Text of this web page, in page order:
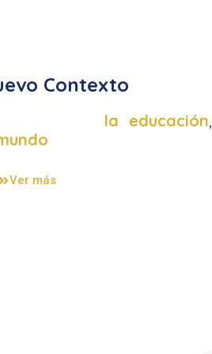
Contexto
la educación,
Ver más